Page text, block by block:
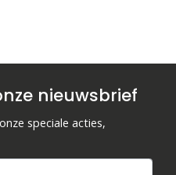
nieuwsbrief
speciale acties,